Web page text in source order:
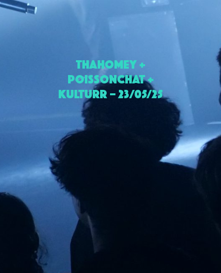
THAHOMEY +
POISSONCHAT +
KULTURR – 23/05/25